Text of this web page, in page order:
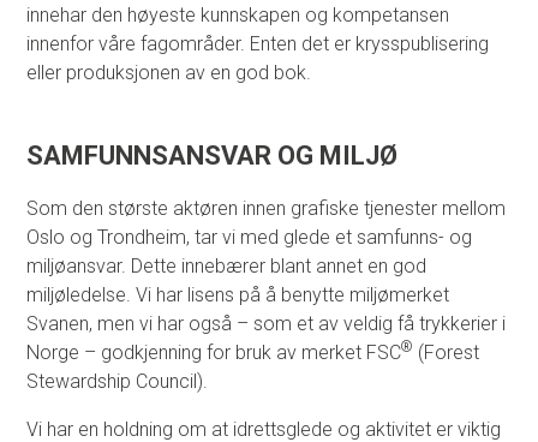
innehar den høyeste kunnskapen og kompetansen
innenfor våre fagområder. Enten det er krysspublisering
eller produksjonen av en god bok.
SAMFUNNSANSVAR OG MILJØ
Som den største aktøren innen grafiske tjenester mellom
Oslo og Trondheim, tar vi med glede et samfunns- og
miljøansvar. Dette innebærer blant annet en god
miljøledelse. Vi har lisens på å benytte miljømerket
Svanen, men vi har også – som et av veldig få trykkerier i
Norge – godkjenning for bruk av merket FSC® (Forest
Stewardship Council).
Vi har en holdning om at idrettsglede og aktivitet er viktig